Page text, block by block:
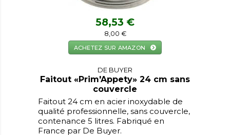
58,53 €
8,00 €
ACHETEZ SUR AMAZON
DE BUYER
Faitout «Prim'Appety» 24 cm sans
couvercle
Faitout 24 cm en acier inoxydable de
qualité professionnelle, sans couvercle,
contenance 5 litres. Fabriqué en
France par De Buyer.